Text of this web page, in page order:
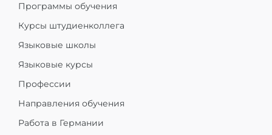
Программы обучения
Курсы штудиенколлега
Языковые школы
Языковые курсы
Профессии
Направления обучения
Работа в Германии